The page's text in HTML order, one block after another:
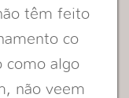
têm feito
co
como algo
não veem